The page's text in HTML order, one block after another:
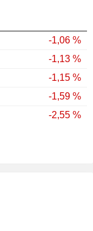
-1,06 %
-1,13 %
-1,15 %
-1,59 %
-2,55 %